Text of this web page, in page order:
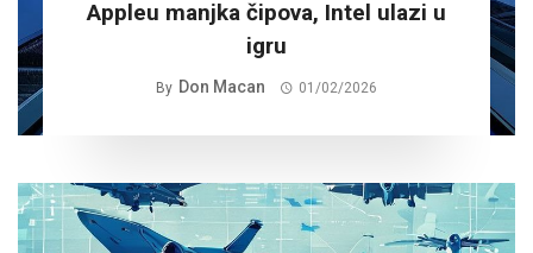
Appleu manjka čipova, Intel ulazi u
igru
By Don Macan 01/02/2026